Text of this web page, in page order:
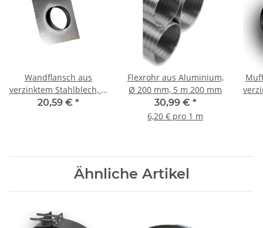
Wandflansch aus
verzinktem Stahlblech, Ø
200 mm, mit Platte 320 x
20,59 € *
Flexrohr aus Aluminium,
Ø 200 mm, 5 m 200 mm
30,99 € *
6,20 € pro 1 m
Ähnliche Artikel